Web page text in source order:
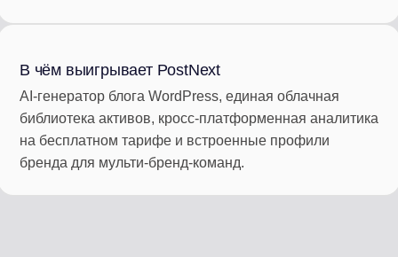
В чём выигрывает PostNext
AI-генератор блога WordPress, единая облачная
библиотека активов, кросс-платформенная аналитика
на бесплатном тарифе и встроенные профили
бренда для мульти-бренд-команд.